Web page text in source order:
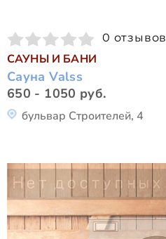
0 отзывов
САУНЫ И БАНИ
Сауна Valss
650 - 1050 руб.
бульвар Строителей, 4